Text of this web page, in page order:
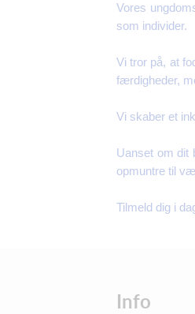
Vores
som individer.
Vi tror på, at
færdigheder,
Vi skaber et
Uanset om dit
opmuntre til
Tilmeld dig i
Info